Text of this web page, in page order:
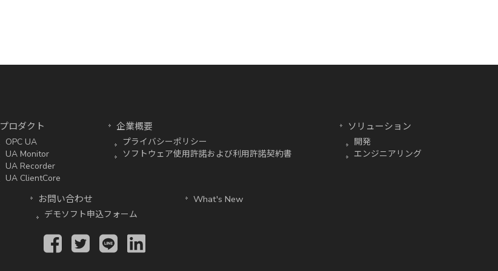
プロダクト
OPC UA
UA Monitor
UA Recorder
UA ClientCore
企業概要
プライバシーポリシー
ソフトウェア使用許諾および利用許諾契約書
ソリューション
開発
エンジニアリング
お問い合わせ
デモソフト申込フォーム
What's New